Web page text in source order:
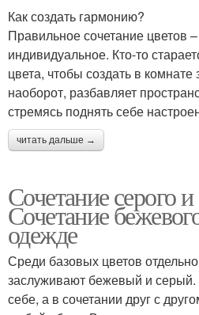
Как создать гармонию?
Правильное сочетание цветов
индивидуальное. Кто-то
цвета, чтобы создать в комнате
наоборот, разбавляет
стремясь поднять себе
читать дальше →
Сочетание серого
Сочетание
одежде
Среди базовых цветов
заслуживают бежевый и
себе, а в сочетании друг с